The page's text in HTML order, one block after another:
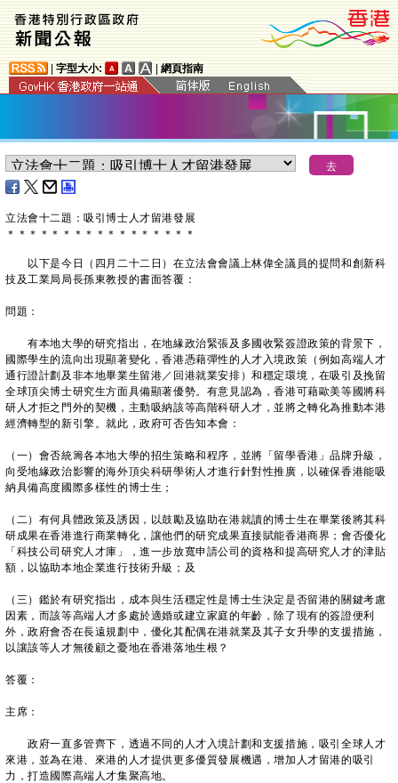
字型大小: 網頁指南
立法會十二題：吸引博士人才留港發展
＊ ＊ ＊ ＊ ＊ ＊ ＊ ＊ ＊ ＊ ＊ ＊ ＊ ＊ ＊ ＊ ＊
以下是今日（四月二十二日）在立法會會議上林偉全議員的提問和創新科
技及工業局局長孫東教授的書面答覆：
問題：
有本地大學的研究指出，在地緣政治緊張及多國收緊簽證政策的背景下，
國際學生的流向出現顯著變化，香港憑藉彈性的人才入境政策（例如高端人才
通行證計劃及非本地畢業生留港／回港就業安排）和穩定環境，在吸引及挽留
全球頂尖博士研究生方面具備顯著優勢。有意見認為，香港可藉歐美等國將科
研人才拒之門外的契機，主動吸納該等高階科研人才，並將之轉化為推動本港
經濟轉型的新引擎。就此，政府可否告知本會：
（一）會否統籌各本地大學的招生策略和程序，並將「留學香港」品牌升級，
向受地緣政治影響的海外頂尖科研學術人才進行針對性推廣，以確保香港能吸
納具備高度國際多樣性的博士生；
（二）有何具體政策及誘因，以鼓勵及協助在港就讀的博士生在畢業後將其科
研成果在香港進行商業轉化，讓他們的研究成果直接賦能香港商界；會否優化
「科技公司研究人才庫」，進一步放寬申請公司的資格和提高研究人才的津貼
額，以協助本地企業進行技術升級；及
（三）鑑於有研究指出，成本與生活穩定性是博士生決定是否留港的關鍵考慮
因素，而該等高端人才多處於適婚或建立家庭的年齡，除了現有的簽證便利
外，政府會否在長遠規劃中，優化其配偶在港就業及其子女升學的支援措施，
以讓該等人才無後顧之憂地在香港落地生根？
答覆：
主席：
政府一直多管齊下，透過不同的人才入境計劃和支援措施，吸引全球人才
來港，並為在港、來港的人才提供更多優質發展機遇，增加人才留港的吸引
力，打造國際高端人才集聚高地。